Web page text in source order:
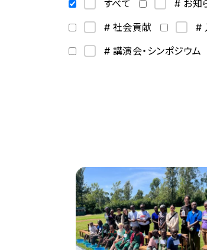
すべて # お知
# 社会貢献
#
# 講演会・シンポジウム